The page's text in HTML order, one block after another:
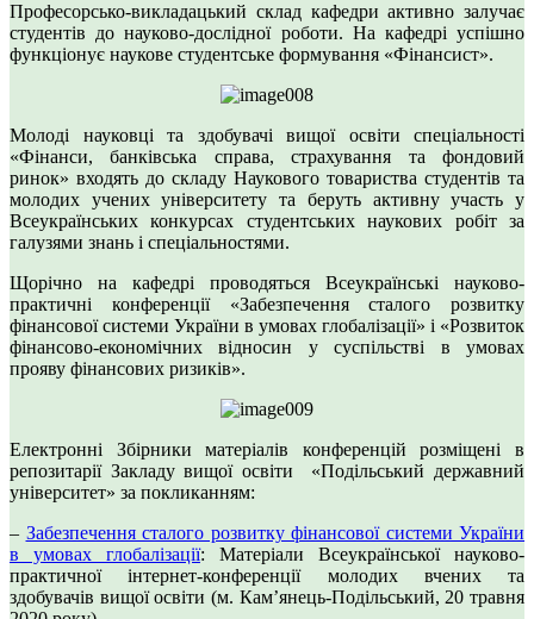
Професорсько-викладацький склад кафедри активно залучає
студентів до науково-дослідної роботи. На кафедрі успішно
функціонує наукове студентське формування «Фінансист».
Молоді науковці та здобувачі вищої освіти спеціальності
«Фінанси, банківська справа, страхування та фондовий
ринок» входять до складу Наукового товариства студентів та
молодих учених університету та беруть активну участь у
Всеукраїнських конкурсах студентських наукових робіт за
галузями знань і спеціальностями.
Щорічно на кафедрі проводяться Всеукраїнські науково-
практичні конференції «Забезпечення сталого розвитку
фінансової системи України в умовах глобалізації» і «Розвиток
фінансово-економічних відносин у суспільстві в умовах
прояву фінансових ризиків».
Електронні Збірники матеріалів конференцій розміщені в
репозитарії Закладу вищої освіти «Подільський державний
університет» за покликанням:
– Забезпечення сталого розвитку фінансової системи України
в умовах глобалізації: Матеріали Всеукраїнської науково-
практичної інтернет-конференції молодих вчених та
здобувачів вищої освіти (м. Кам’янець-Подільський, 20 травня